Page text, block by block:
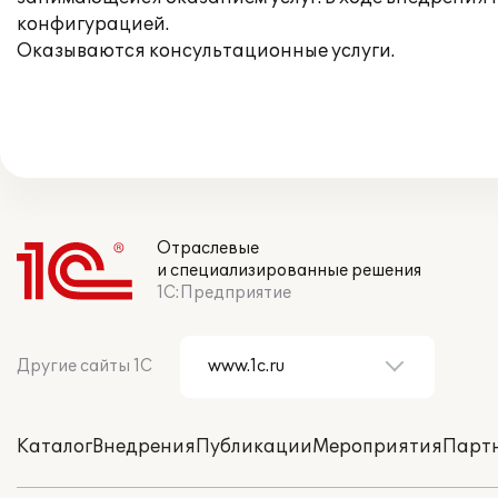
конфигурацией.
Оказываются консультационные услуги.
Отраслевые
и специализированные решения
1С:Предприятие
Другие сайты 1С
КаталогВнедренияПубликацииМероприятия